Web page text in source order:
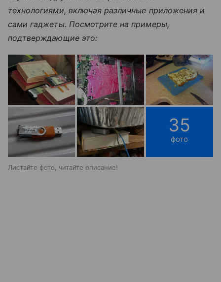
технологиями, включая различные приложения и
сами гаджеты. Посмотрите на примеры,
подтверждающие это:
35
фото
Листайте фото, читайте описание!